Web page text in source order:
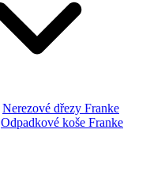
Nerezové dřezy Franke
Odpadkové koše Franke